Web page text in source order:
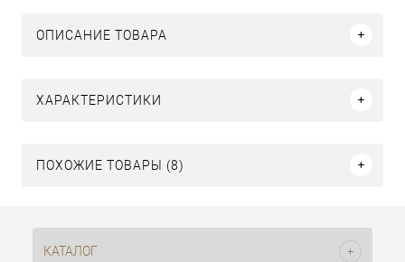
ОПИСАНИЕ ТОВАРА
ХАРАКТЕРИСТИКИ
ПОХОЖИЕ ТОВАРЫ (8)
КАТАЛОГ